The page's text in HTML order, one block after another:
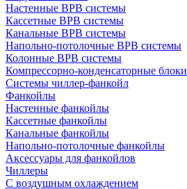
Настенные ВРВ системы
Кассетные ВРВ системы
Канальные ВРВ системы
Напольно-потолочные ВРВ системы
Колонные ВРВ системы
Компрессорно-конденсаторные блоки
Системы чиллер-фанкойл
Фанкойлы
Настенные фанкойлы
Кассетные фанкойлы
Канальные фанкойлы
Напольно-потолочные фанкойлы
Аксессуары для фанкойлов
Чиллеры
С воздушным охлаждением